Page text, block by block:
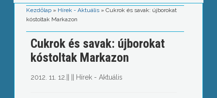
Kezdőlap » Hírek - Aktuális »Cukrok és savak: újborokat
kóstoltak Markazon
Cukrok és savak: újborokat
kóstoltak Markazon
2012. 11. 12. Hírek - Aktuális